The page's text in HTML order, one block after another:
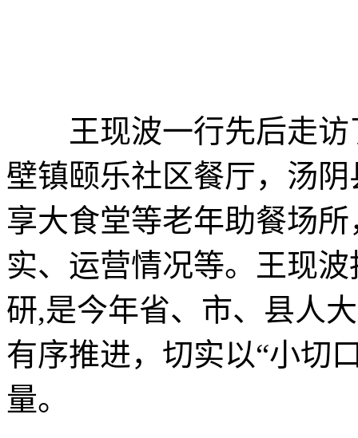
王现波一行先后走访
壁镇颐乐社区餐厅，汤
享大食堂等老年助餐场
实、运营情况等。王现
研,是今年省、市、县人
有序推进，切实以“小切
量。